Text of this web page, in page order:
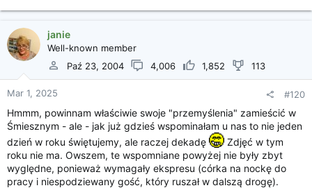
c
e
:
janie
Well-known member
Paź 23, 2004
4,006 1,852 113
Mar 1, 2025 #120
Hmmm, powinnam właściwie swoje "przemyślenia" zamieścić w
Śmiesznym - ale - jak już gdzieś wspominałam u nas to nie jeden
dzień w roku świętujemy, ale raczej dekadę
Zdjęć w tym
roku nie ma. Owszem, te wspomniane powyżej nie były zbyt
wyględne, ponieważ wymagały ekspresu (córka na nockę do
pracy i niespodziewany gość, który ruszał w dalszą drogę).